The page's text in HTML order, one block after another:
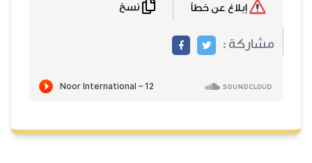
مشاركة :